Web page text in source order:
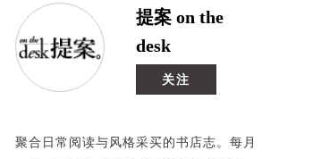
提案 on the
desk
关注
聚合日常阅读与风格采买的书店志。每月